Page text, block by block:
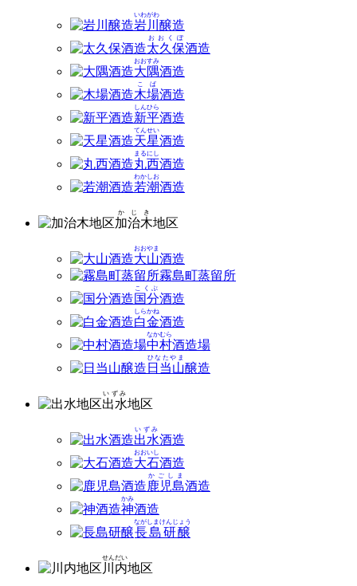
岩川
いわがわ
醸造
太久保
おおくぼ
酒造
大隅
おおすみ
酒造
木場
こば
酒造
新平
しんひら
酒造
天星
てんせい
酒造
丸西
まるにし
酒造
若潮
わかしお
酒造
加治木
かじき
地区
大山
おおやま
酒造
霧島町蒸留所
国分
こくぶ
酒造
白金
しらかね
酒造
中村
なかむら
酒造場
日当山
ひなたやま
醸造
出水
いずみ
地区
出水
いずみ
酒造
大石
おおいし
酒造
鹿児島
かごしま
酒造
神
かみ
酒造
長島研醸
ながしまけんじょう
川内
せんだい
地区